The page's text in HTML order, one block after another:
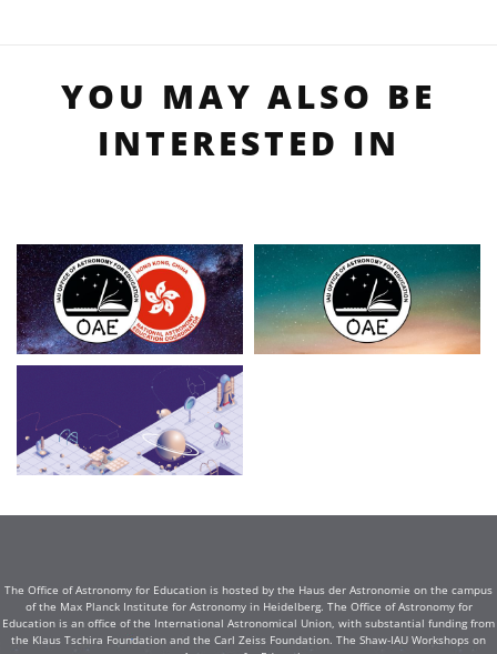
YOU MAY ALSO BE
INTERESTED IN
The Office of Astronomy for Education is hosted by the Haus der Astronomie on the campus
of the Max Planck Institute for Astronomy in Heidelberg. The Office of Astronomy for
Education is an office of the International Astronomical Union, with substantial funding from
the Klaus Tschira Foundation and the Carl Zeiss Foundation. The Shaw-IAU Workshops on